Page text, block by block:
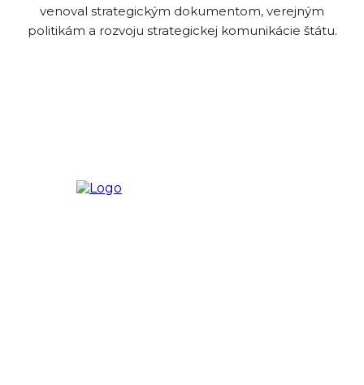
venoval strategickým dokumentom, verejným
politikám a rozvoju strategickej komunikácie štátu.